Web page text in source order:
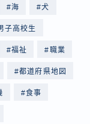
海 犬
子高校生
福祉 職業
都道府県地図
食事